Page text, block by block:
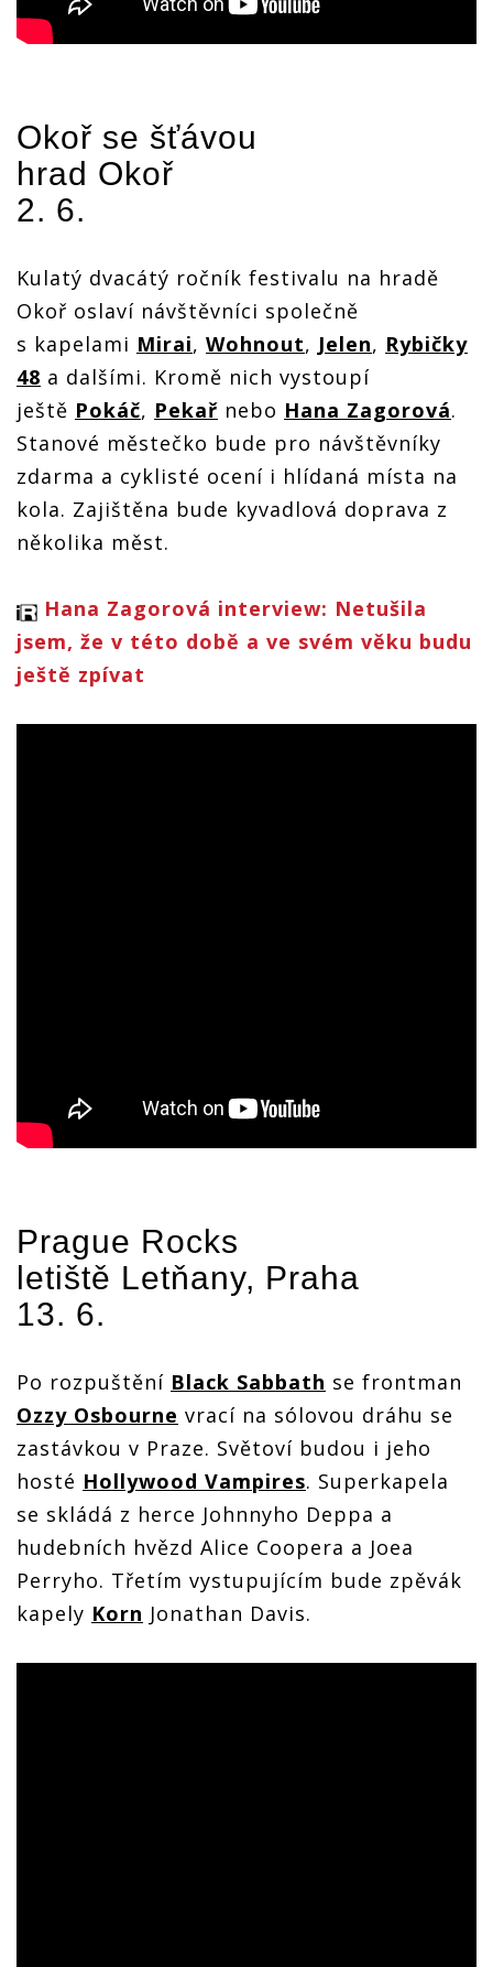
Okoř se šťávou
hrad Okoř
2. 6.
Kulatý dvacátý ročník festivalu na hradě
Okoř oslaví návštěvníci společně
s kapelami Mirai, Wohnout, Jelen, Rybičky
48 a dalšími. Kromě nich vystoupí
ještě Pokáč, Pekař nebo Hana Zagorová.
Stanové městečko bude pro návštěvníky
zdarma a cyklisté ocení i hlídaná místa na
kola. Zajištěna bude kyvadlová doprava z
několika měst.
Hana Zagorová interview: Netušila
jsem, že v této době a ve svém věku budu
ještě zpívat
Prague Rocks
letiště Letňany, Praha
13. 6.
Po rozpuštění Black Sabbath se frontman
Ozzy Osbourne vrací na sólovou dráhu se
zastávkou v Praze. Světoví budou i jeho
hosté Hollywood Vampires. Superkapela
se skládá z herce Johnnyho Deppa a
hudebních hvězd Alice Coopera a Joea
Perryho. Třetím vystupujícím bude zpěvák
kapely Korn Jonathan Davis.